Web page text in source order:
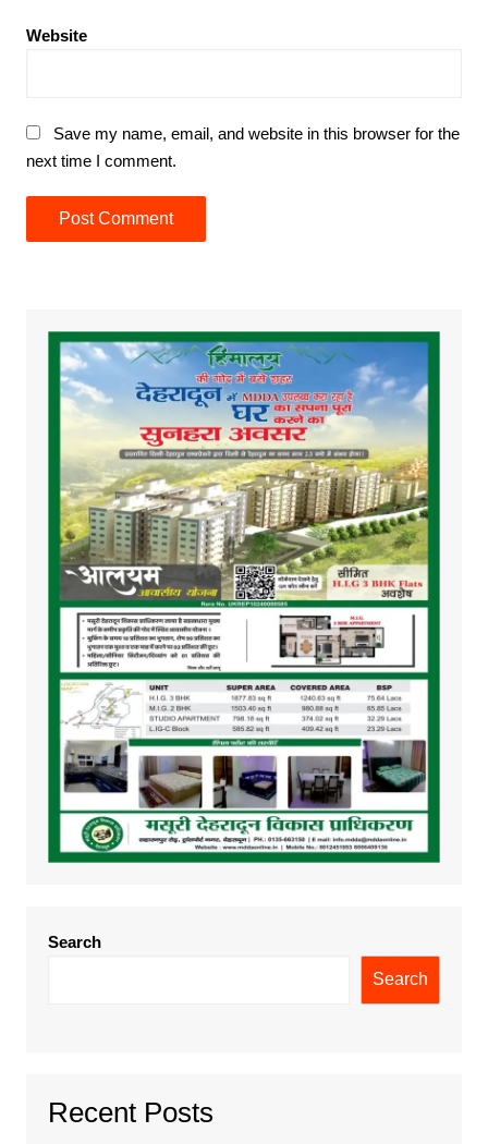
Website
Save my name, email, and website in this browser for the
next time I comment.
Search
Search
Recent Posts